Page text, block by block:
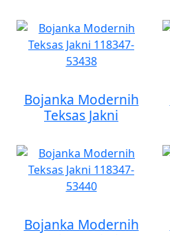
Bojanka Modernih
Teksas Jakni
Bojanka Modernih